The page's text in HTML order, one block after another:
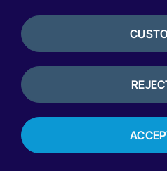
integraciones específicas de
con proveedores
Define los requisitos de los
inmediato, incluyendo los
tienda, integrados, en